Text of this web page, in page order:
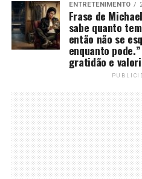
ENTRETENIMENTO
Frase de
sabe quanto
então não se
enquanto
gratidão e